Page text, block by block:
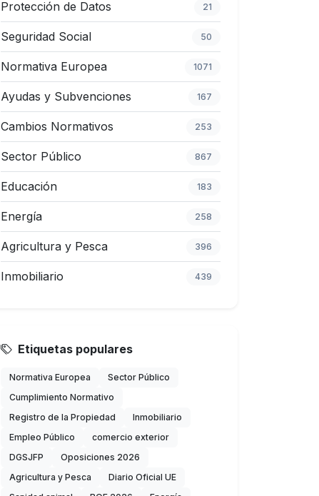
Protección de Datos 21
Seguridad Social 50
Normativa Europea 1071
Ayudas y Subvenciones 167
Cambios Normativos 253
Sector Público 867
Educación 183
Energía 258
Agricultura y Pesca 396
Inmobiliario 439
Etiquetas populares
Normativa Europea
Sector Público
Cumplimiento Normativo
Registro de la Propiedad
Inmobiliario
Empleo Público
comercio exterior
DGSJFP
Oposiciones 2026
Agricultura y Pesca
Diario Oficial UE